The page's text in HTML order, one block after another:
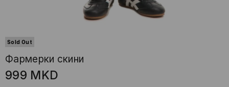
Sold Out
Фармерки скини
999 MKD